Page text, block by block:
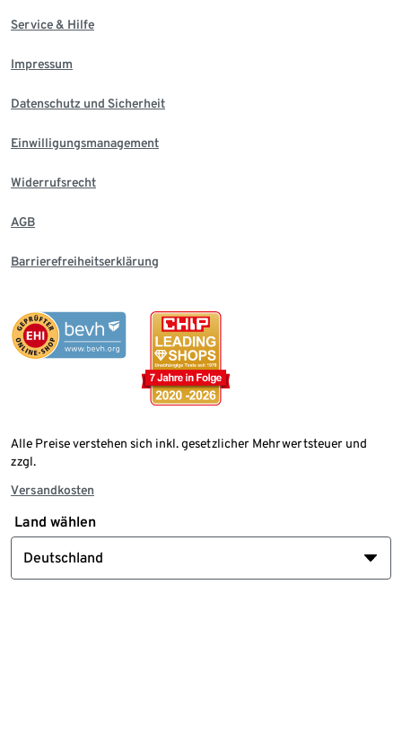
Service & Hilfe
Impressum
Datenschutz und Sicherheit
Einwilligungsmanagement
Widerrufsrecht
AGB
Barrierefreiheitserklärung
Alle Preise verstehen sich inkl. gesetzlicher Mehrwertsteuer und
zzgl.
Versandkosten
Land wählen
Deutschland